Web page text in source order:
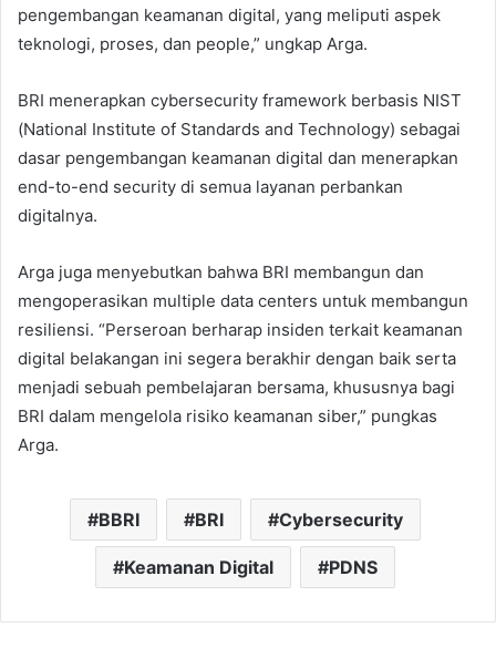
pengembangan keamanan digital, yang meliputi aspek
teknologi, proses, dan people,” ungkap Arga.
BRI menerapkan cybersecurity framework berbasis NIST
(National Institute of Standards and Technology) sebagai
dasar pengembangan keamanan digital dan menerapkan
end-to-end security di semua layanan perbankan
digitalnya.
Arga juga menyebutkan bahwa BRI membangun dan
mengoperasikan multiple data centers untuk membangun
resiliensi. “Perseroan berharap insiden terkait keamanan
digital belakangan ini segera berakhir dengan baik serta
menjadi sebuah pembelajaran bersama, khususnya bagi
BRI dalam mengelola risiko keamanan siber,” pungkas
Arga.
BBRI BRI Cybersecurity
Keamanan Digital PDNS